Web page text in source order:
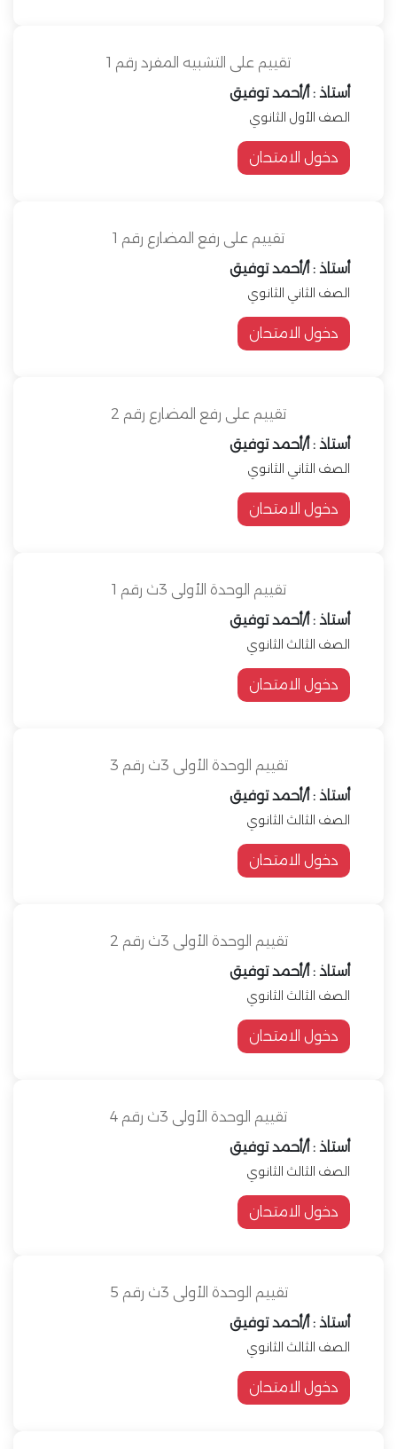
تقييم على التشبيه المفرد رقم 1
أستاذ : أ/أحمد توفيق
الصف الأول الثانوي
دخول الامتحان
تقييم على رفع المضارع رقم 1
أستاذ : أ/أحمد توفيق
الصف الثاني الثانوي
دخول الامتحان
تقييم على رفع المضارع رقم 2
أستاذ : أ/أحمد توفيق
الصف الثاني الثانوي
دخول الامتحان
تقييم الوحدة الأولى 3ث رقم 1
أستاذ : أ/أحمد توفيق
الصف الثالث الثانوي
دخول الامتحان
تقييم الوحدة الأولى 3ث رقم 3
أستاذ : أ/أحمد توفيق
الصف الثالث الثانوي
دخول الامتحان
تقييم الوحدة الأولى 3ث رقم 2
أستاذ : أ/أحمد توفيق
الصف الثالث الثانوي
دخول الامتحان
تقييم الوحدة الأولى 3ث رقم 4
أستاذ : أ/أحمد توفيق
الصف الثالث الثانوي
دخول الامتحان
تقييم الوحدة الأولى 3ث رقم 5
أستاذ : أ/أحمد توفيق
الصف الثالث الثانوي
دخول الامتحان